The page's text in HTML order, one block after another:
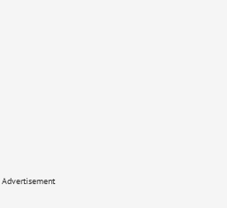
Advertisement